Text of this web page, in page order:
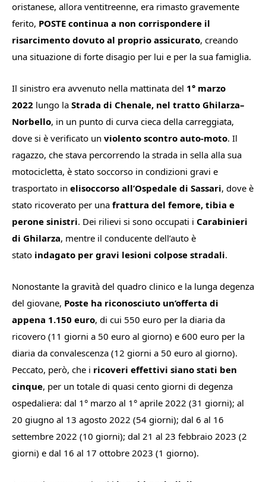
oristanese, allora ventitreenne, era rimasto gravemente
ferito, POSTE continua a non corrispondere il
risarcimento dovuto al proprio assicurato, creando
una situazione di forte disagio per lui e per la sua famiglia.
Il sinistro era avvenuto nella mattinata del 1° marzo
2022 lungo la Strada di Chenale, nel tratto Ghilarza–
Norbello, in un punto di curva cieca della carreggiata,
dove si è verificato un violento scontro auto-moto. Il
ragazzo, che stava percorrendo la strada in sella alla sua
motocicletta, è stato soccorso in condizioni gravi e
trasportato in elisoccorso all’Ospedale di Sassari, dove è
stato ricoverato per una frattura del femore, tibia e
perone sinistri. Dei rilievi si sono occupati i Carabinieri
di Ghilarza, mentre il conducente dell’auto è
stato indagato per gravi lesioni colpose stradali.
Nonostante la gravità del quadro clinico e la lunga degenza
del giovane, Poste ha riconosciuto un’offerta di
appena 1.150 euro, di cui 550 euro per la diaria da
ricovero (11 giorni a 50 euro al giorno) e 600 euro per la
diaria da convalescenza (12 giorni a 50 euro al giorno).
Peccato, però, che i ricoveri effettivi siano stati ben
cinque, per un totale di quasi cento giorni di degenza
ospedaliera: dal 1° marzo al 1° aprile 2022 (31 giorni); al
20 giugno al 13 agosto 2022 (54 giorni); dal 6 al 16
settembre 2022 (10 giorni); dal 21 al 23 febbraio 2023 (2
giorni) e dal 16 al 17 ottobre 2023 (1 giorno).